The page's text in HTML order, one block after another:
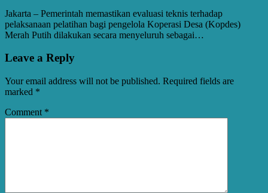
Jakarta – Pemerintah memastikan evaluasi teknis terhadap
pelaksanaan pelatihan bagi pengelola Koperasi Desa (Kopdes)
Merah Putih dilakukan secara menyeluruh sebagai…
Leave a Reply
Your email address will not be published. Required fields are
marked *
Comment *